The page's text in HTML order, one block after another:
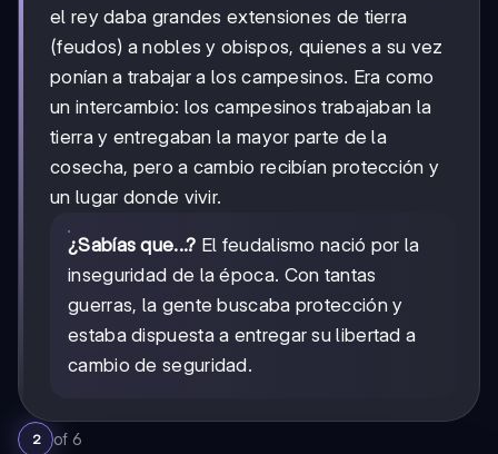
el rey daba grandes extensiones de tierra
(feudos) a nobles y obispos, quienes a su vez
ponían a trabajar a los campesinos. Era como
un intercambio: los campesinos trabajaban la
tierra y entregaban la mayor parte de la
cosecha, pero a cambio recibían protección y
un lugar donde vivir.
¿Sabías que...? El feudalismo nació por la
inseguridad de la época. Con tantas
guerras, la gente buscaba protección y
estaba dispuesta a entregar su libertad a
cambio de seguridad.
2 of 6